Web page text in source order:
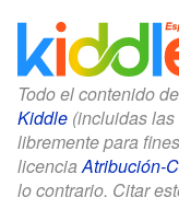
Todo el contenido
Kiddle (incluidas
libremente para
licenciaAtribución-
lo contrario. Citar